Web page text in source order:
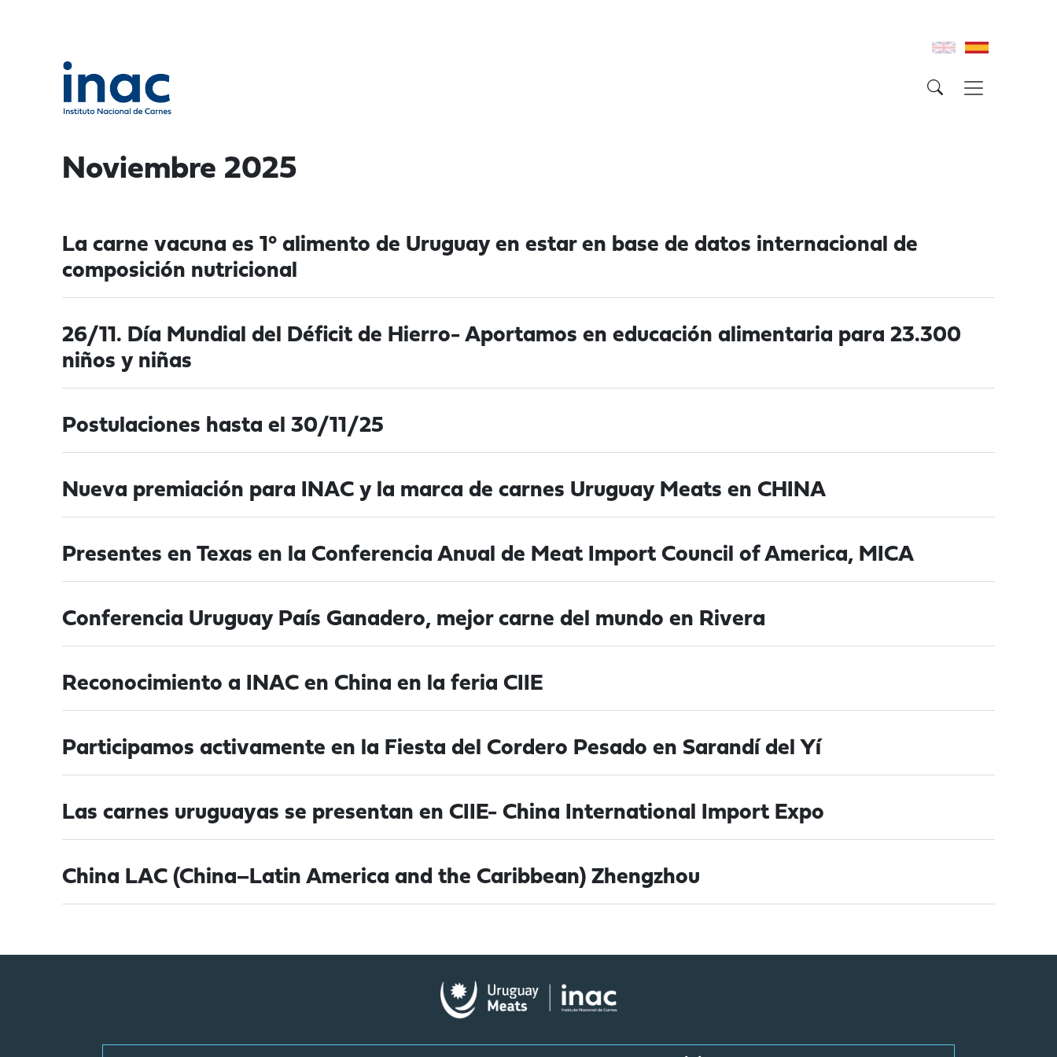
Noviembre 2025
La carne vacuna es 1° alimento de Uruguay en estar en base de datos internacional de
composición nutricional
26/11. Día Mundial del Déficit de Hierro- Aportamos en educación alimentaria para 23.300
niños y niñas
Postulaciones hasta el 30/11/25
Nueva premiación para INAC y la marca de carnes Uruguay Meats en CHINA
Presentes en Texas en la Conferencia Anual de Meat Import Council of America, MICA
Conferencia Uruguay País Ganadero, mejor carne del mundo en Rivera
Reconocimiento a INAC en China en la feria CIIE
Participamos activamente en la Fiesta del Cordero Pesado en Sarandí del Yí
Las carnes uruguayas se presentan en CIIE- China International Import Expo
China LAC (China–Latin America and the Caribbean) Zhengzhou